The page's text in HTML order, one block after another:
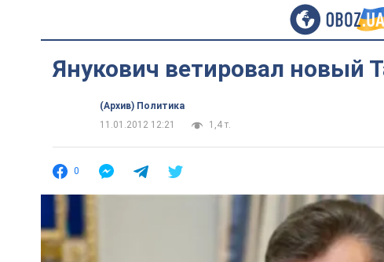
Янукович ветировал новый
(Архив) Политика
11.01.2012 12:21
1,4 т.
0